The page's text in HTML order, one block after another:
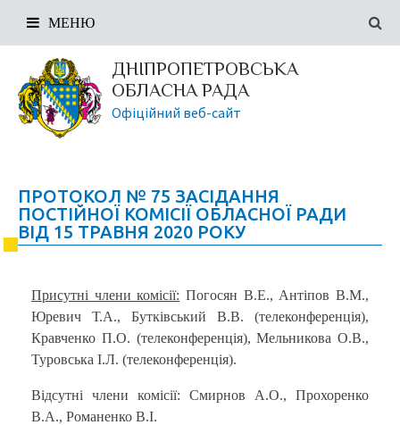
ДНІПРОПЕТРОВСЬКА
ОБЛАСНА РАДА
Офіційний веб-сайт
МЕНЮ
ПРОТОКОЛ № 75 ЗАСІДАННЯ
ПОСТІЙНОЇ КОМІСІЇ ОБЛАСНОЇ РАДИ
ВІД 15 ТРАВНЯ 2020 РОКУ
Присутні члени комісії: Погосян В.Е., Антіпов В.М.,
Юревич Т.А., Бутківський В.В. (телеконференція),
Кравченко П.О. (телеконференція), Мельникова О.В.,
Туровська І.Л. (телеконференція).
Відсутні члени комісії: Смирнов А.О., Прохоренко
В.А., Романенко В.І.